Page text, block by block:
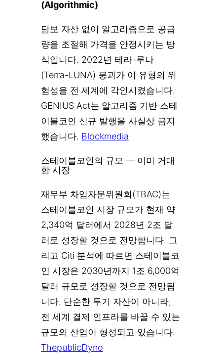
(Algorithmic)
담보 자산 없이 알고리즘으로 공급
량을 조절해 가격을 안정시키는 방
식입니다. 2022년 테라-루나
(Terra-LUNA) 붕괴가 이 유형의 위
험성을 전 세계에 각인시켰습니다.
GENIUS Act는 알고리즘 기반 스테
이블코인 신규 발행을 사실상 금지
했습니다. Blockmedia
스테이블코인의 규모 — 이미 거대
한 시장
재무부 차입자문위원회(TBAC)는
스테이블코인 시장 규모가 현재 약
2,340억 달러에서 2028년 2조 달
러로 성장할 것으로 전망합니다. 그
리고 Citi 분석에 따르면 스테이블코
인 시장은 2030년까지 1조 6,000억
달러 규모로 성장할 것으로 전망됩
니다. 단순한 투기 자산이 아니라,
전 세계 결제 인프라를 바꿀 수 있는
규모의 산업이 형성되고 있습니다.
ThepublicDyno